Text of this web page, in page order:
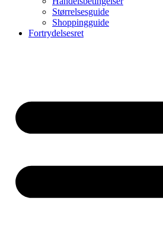
Størrelsesguide
Shoppingguide
Fortrydelsesret